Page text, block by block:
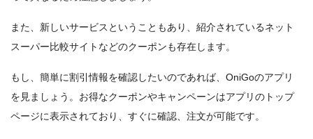
また、新しいサービスということもあり、紹介されているネット
スーパー比較サイトなどのクーポンも存在します。
もし、簡単に割引情報を確認したいのであれば、OniGoのアプリ
を見ましょう。お得なクーポンやキャンペーンはアプリのトップ
ページに表示されており、すぐに確認、注文が可能です。